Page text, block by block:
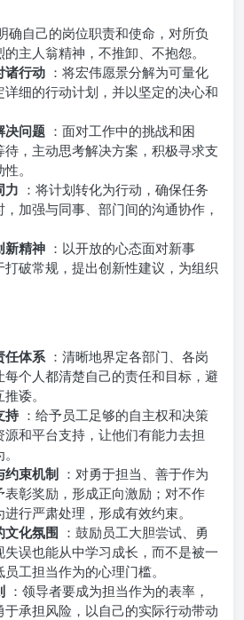
确自己的岗位职责和使命，对所负
主人翁精神，不推卸、不抱怨。
诸行动 ：将宏伟愿景分解为可量化
详细的行动计划，并以坚定的决心和
决问题 ：面对工作中的挑战和困
，主动思考解决方案，积极寻求支
。
力 ：将计划转化为行动，确保任务
加强与同事、部门间的沟通协作，
新精神 ：以开放的心态面对新事
破常规，提出创新性建议，为组织
任体系 ：清晰地界定各部门、各岗
个人都清楚自己的责任和目标，避
诿。
持 ：给予员工足够的自主权和决策
和平台支持，让他们有能力去担
约束机制 ：对勇于担当、善于作为
表彰奖励，形成正向激励；对不作
行严肃处理，形成有效约束。
文化氛围 ：鼓励员工大胆尝试、勇
误也能从中学习成长，而不是被一
工担当作为的心理门槛。
：领导者要成为担当作为的表率，
承担风险，以自己的实际行动带动